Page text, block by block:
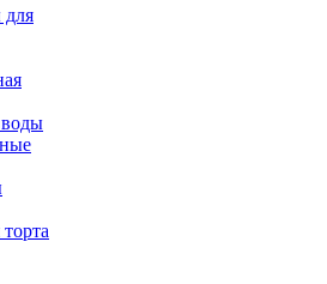
для